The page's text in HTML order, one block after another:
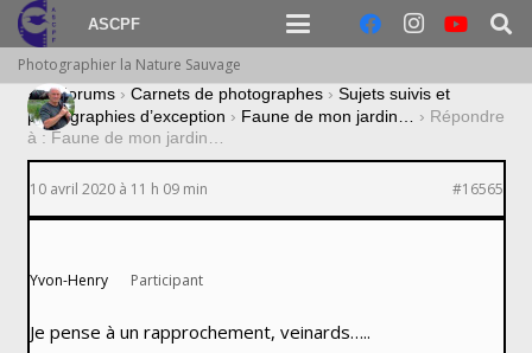
ASCPF
Photographier la Nature Sauvage
› Forums › Carnets de photographes › Sujets suivis et
photographies d’exception › Faune de mon jardin… › Répondre
à : Faune de mon jardin…
10 avril 2020 à 11 h 09 min #16565
Yvon-Henry Participant
Je pense à un rapprochement, veinards…..